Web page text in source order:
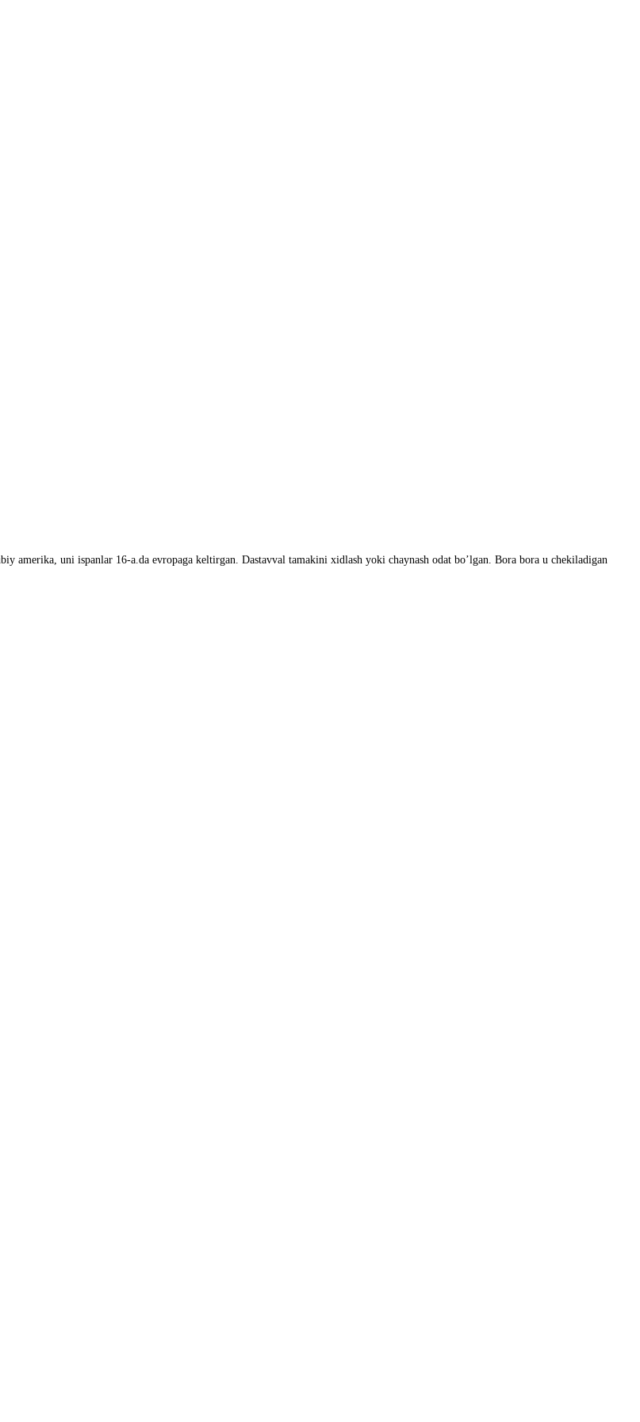
amerika, uni ispanlar 16-a.da evropaga keltirgan. Dastavval tamakini xidlash yoki chaynash odat bo’lgan. Bora bora u chekiladigan